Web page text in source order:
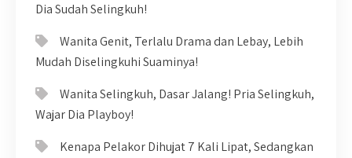
Dia Sudah Selingkuh!
Wanita Genit, Terlalu Drama dan Lebay, Lebih
Mudah Diselingkuhi Suaminya!
Wanita Selingkuh, Dasar Jalang! Pria Selingkuh,
Wajar Dia Playboy!
Kenapa Pelakor Dihujat 7 Kali Lipat, Sedangkan